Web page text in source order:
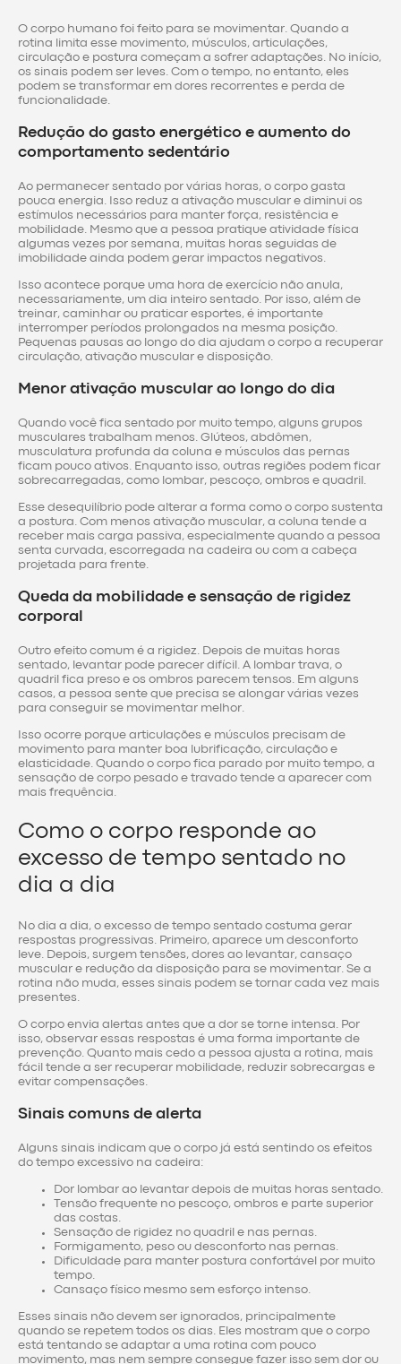
O corpo humano foi feito para se movimentar. Quando a
rotina limita esse movimento, músculos, articulações,
circulação e postura começam a sofrer adaptações. No início,
os sinais podem ser leves. Com o tempo, no entanto, eles
podem se transformar em dores recorrentes e perda de
funcionalidade.
Redução do gasto energético e aumento do
comportamento sedentário
Ao permanecer sentado por várias horas, o corpo gasta
pouca energia. Isso reduz a ativação muscular e diminui os
estímulos necessários para manter força, resistência e
mobilidade. Mesmo que a pessoa pratique atividade física
algumas vezes por semana, muitas horas seguidas de
imobilidade ainda podem gerar impactos negativos.
Isso acontece porque uma hora de exercício não anula,
necessariamente, um dia inteiro sentado. Por isso, além de
treinar, caminhar ou praticar esportes, é importante
interromper períodos prolongados na mesma posição.
Pequenas pausas ao longo do dia ajudam o corpo a recuperar
circulação, ativação muscular e disposição.
Menor ativação muscular ao longo do dia
Quando você fica sentado por muito tempo, alguns grupos
musculares trabalham menos. Glúteos, abdômen,
musculatura profunda da coluna e músculos das pernas
ficam pouco ativos. Enquanto isso, outras regiões podem ficar
sobrecarregadas, como lombar, pescoço, ombros e quadril.
Esse desequilíbrio pode alterar a forma como o corpo sustenta
a postura. Com menos ativação muscular, a coluna tende a
receber mais carga passiva, especialmente quando a pessoa
senta curvada, escorregada na cadeira ou com a cabeça
projetada para frente.
Queda da mobilidade e sensação de rigidez
corporal
Outro efeito comum é a rigidez. Depois de muitas horas
sentado, levantar pode parecer difícil. A lombar trava, o
quadril fica preso e os ombros parecem tensos. Em alguns
casos, a pessoa sente que precisa se alongar várias vezes
para conseguir se movimentar melhor.
Isso ocorre porque articulações e músculos precisam de
movimento para manter boa lubrificação, circulação e
elasticidade. Quando o corpo fica parado por muito tempo, a
sensação de corpo pesado e travado tende a aparecer com
mais frequência.
Como o corpo responde ao
excesso de tempo sentado no
dia a dia
No dia a dia, o excesso de tempo sentado costuma gerar
respostas progressivas. Primeiro, aparece um desconforto
leve. Depois, surgem tensões, dores ao levantar, cansaço
muscular e redução da disposição para se movimentar. Se a
rotina não muda, esses sinais podem se tornar cada vez mais
presentes.
O corpo envia alertas antes que a dor se torne intensa. Por
isso, observar essas respostas é uma forma importante de
prevenção. Quanto mais cedo a pessoa ajusta a rotina, mais
fácil tende a ser recuperar mobilidade, reduzir sobrecargas e
evitar compensações.
Sinais comuns de alerta
Alguns sinais indicam que o corpo já está sentindo os efeitos
do tempo excessivo na cadeira:
Dor lombar ao levantar depois de muitas horas sentado.
Tensão frequente no pescoço, ombros e parte superior
das costas.
Sensação de rigidez no quadril e nas pernas.
Formigamento, peso ou desconforto nas pernas.
Dificuldade para manter postura confortável por muito
tempo.
Cansaço físico mesmo sem esforço intenso.
Esses sinais não devem ser ignorados, principalmente
quando se repetem todos os dias. Eles mostram que o corpo
está tentando se adaptar a uma rotina com pouco
movimento, mas nem sempre consegue fazer isso sem dor ou